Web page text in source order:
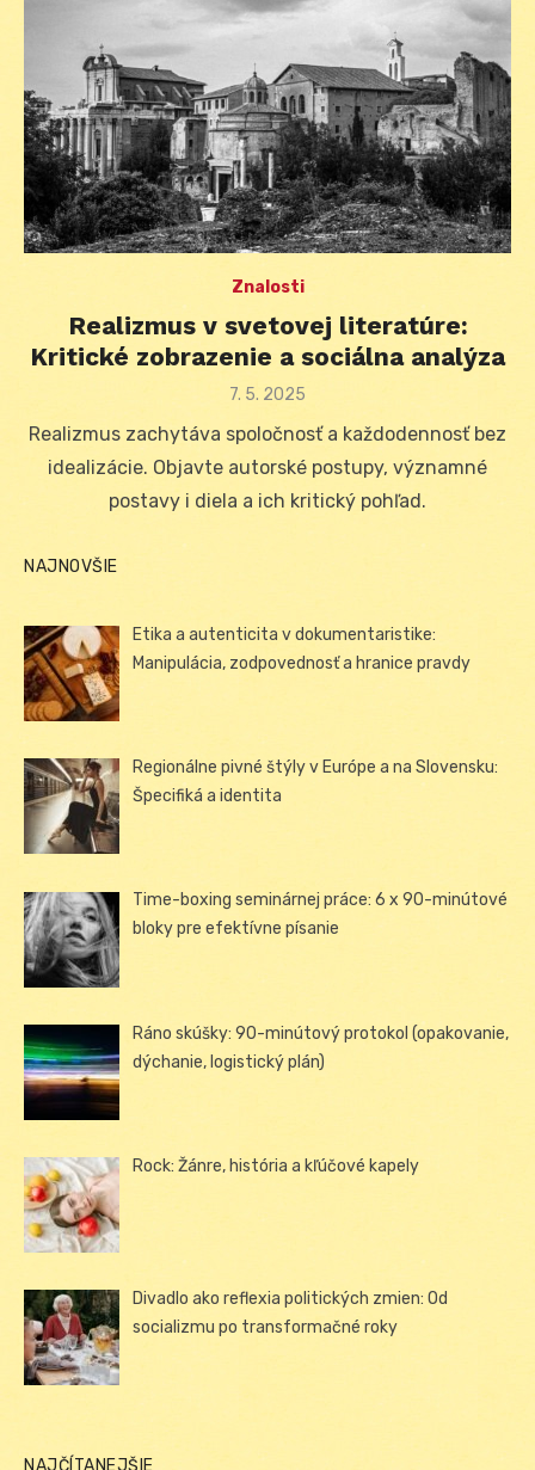
Znalosti
Realizmus v svetovej literatúre:
Kritické zobrazenie a sociálna analýza
Posted
7. 5. 2025
Realizmus zachytáva spoločnosť a každodennosť bez
idealizácie. Objavte autorské postupy, významné
postavy i diela a ich kritický pohľad.
NAJNOVŠIE
Etika a autenticita v dokumentaristike:
Manipulácia, zodpovednosť a hranice pravdy
Regionálne pivné štýly v Európe a na Slovensku:
Špecifiká a identita
Time-boxing seminárnej práce: 6 x 90-minútové
bloky pre efektívne písanie
Ráno skúšky: 90-minútový protokol (opakovanie,
dýchanie, logistický plán)
Rock: Žánre, história a kľúčové kapely
Divadlo ako reflexia politických zmien: Od
socializmu po transformačné roky